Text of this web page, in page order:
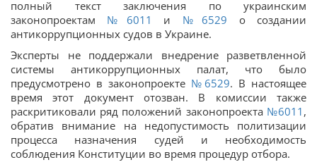
полный текст заключения по украинским
законопроектам №6011 и №6529 о создании
антикоррупционных судов в Украине.
Эксперты не поддержали внедрение разветвленной
системы антикоррупционных палат, что было
предусмотрено в законопроекте №6529. В настоящее
время этот документ отозван. В комиссии также
раскритиковали ряд положений законопроекта №6011 ,
обратив внимание на недопустимость политизации
процесса назначения судей и необходимость
соблюдения Конституции во время процедур отбора.